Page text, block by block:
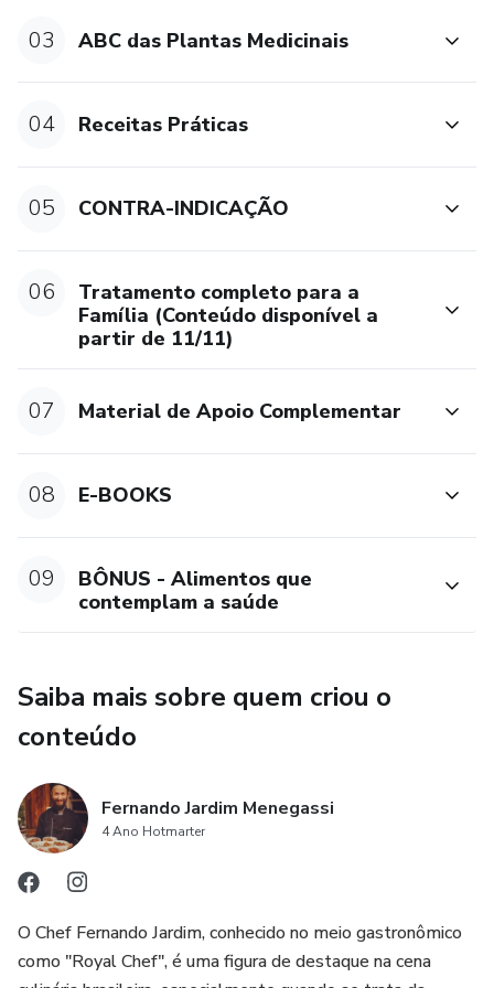
03 ABC das Plantas Medicinais
04 Receitas Práticas
05 CONTRA-INDICAÇÃO
06
Tratamento completo para a
Família (Conteúdo disponível a
partir de 11/11)
07 Material de Apoio Complementar
08 E-BOOKS
09
BÔNUS - Alimentos que
contemplam a saúde
Saiba mais sobre quem criou o
conteúdo
Fernando Jardim Menegassi
4 Ano Hotmarter
O Chef Fernando Jardim, conhecido no meio gastronômico
como "Royal Chef", é uma figura de destaque na cena